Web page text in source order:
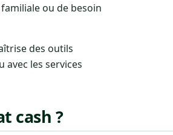
ou de besoin
des outils
avec les services
cash ?